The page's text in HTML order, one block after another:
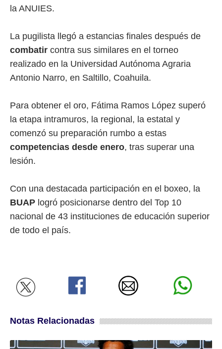
la ANUIES.
La pugilista llegó a estancias finales después de
combatir contra sus similares en el torneo
realizado en la Universidad Autónoma Agraria
Antonio Narro, en Saltillo, Coahuila.
Para obtener el oro, Fátima Ramos López superó
la etapa intramuros, la regional, la estatal y
comenzó su preparación rumbo a estas
competencias desde enero, tras superar una
lesión.
Con una destacada participación en el boxeo, la
BUAP logró posicionarse dentro del Top 10
nacional de 43 instituciones de educación superior
de todo el país.
Notas Relacionadas